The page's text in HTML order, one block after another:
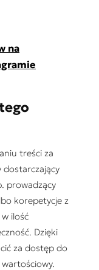
na
treści za
dostarczający
prowadzący
korepetycje z
ilość
Dzięki
za dostęp do